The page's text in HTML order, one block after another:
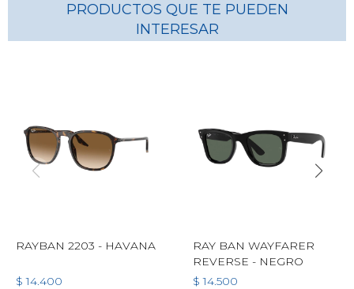
PRODUCTOS QUE TE PUEDEN
INTERESAR
RAYBAN 2203 - HAVANA
$ 14.400
RAY BAN WAYFARER
REVERSE - NEGRO
$ 14.500